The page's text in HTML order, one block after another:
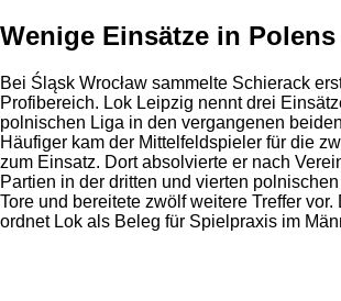
Wenige Einsätze in
Bei Śląsk Wrocław sammelte Schierack
Profibereich. Lok Leipzig nennt drei
polnischen Liga in den vergangenen
Häufiger kam der Mittelfeldspieler für die
zum Einsatz. Dort absolvierte er nach
Partien in der dritten und vierten
Tore und bereitete zwölf weitere Treffer vor.
ordnet Lok als Beleg für Spielpraxis im